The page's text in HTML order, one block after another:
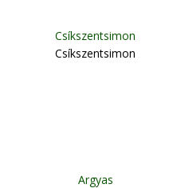
Csíkszentsimon
Csíkszentsimon
Argyas